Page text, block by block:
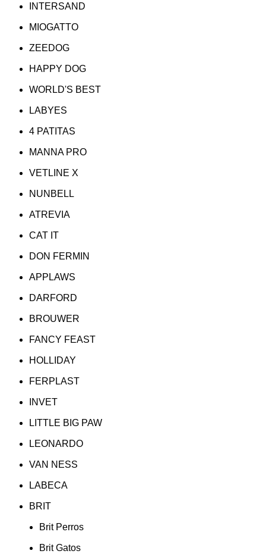
INTERSAND
MIOGATTO
ZEEDOG
HAPPY DOG
WORLD'S BEST
LABYES
4 PATITAS
MANNA PRO
VETLINE X
NUNBELL
ATREVIA
CAT IT
DON FERMIN
APPLAWS
DARFORD
BROUWER
FANCY FEAST
HOLLIDAY
FERPLAST
INVET
LITTLE BIG PAW
LEONARDO
VAN NESS
LABECA
BRIT
Brit Perros
Brit Gatos